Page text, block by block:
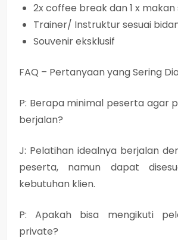
2x coffee break dan 1 x makan
Trainer/ Instruktur sesuai
Souvenir eksklusif
FAQ – Pertanyaan yang Sering
P: Berapa minimal peserta agar
berjalan?
J: Pelatihan idealnya berjalan
peserta, namun dapat
kebutuhan klien.
P: Apakah bisa mengikuti
private?